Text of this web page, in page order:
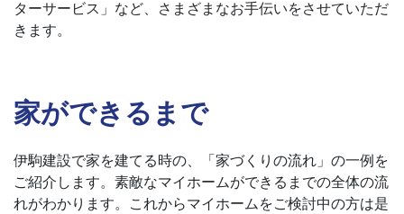
ターサービス」など、さまざまなお手伝いをさせていただ
きます。
家ができるまで
伊駒建設で家を建てる時の、「家づくりの流れ」の一例を
ご紹介します。素敵なマイホームができるまでの全体の流
れがわかります。これからマイホームをご検討中の方は是